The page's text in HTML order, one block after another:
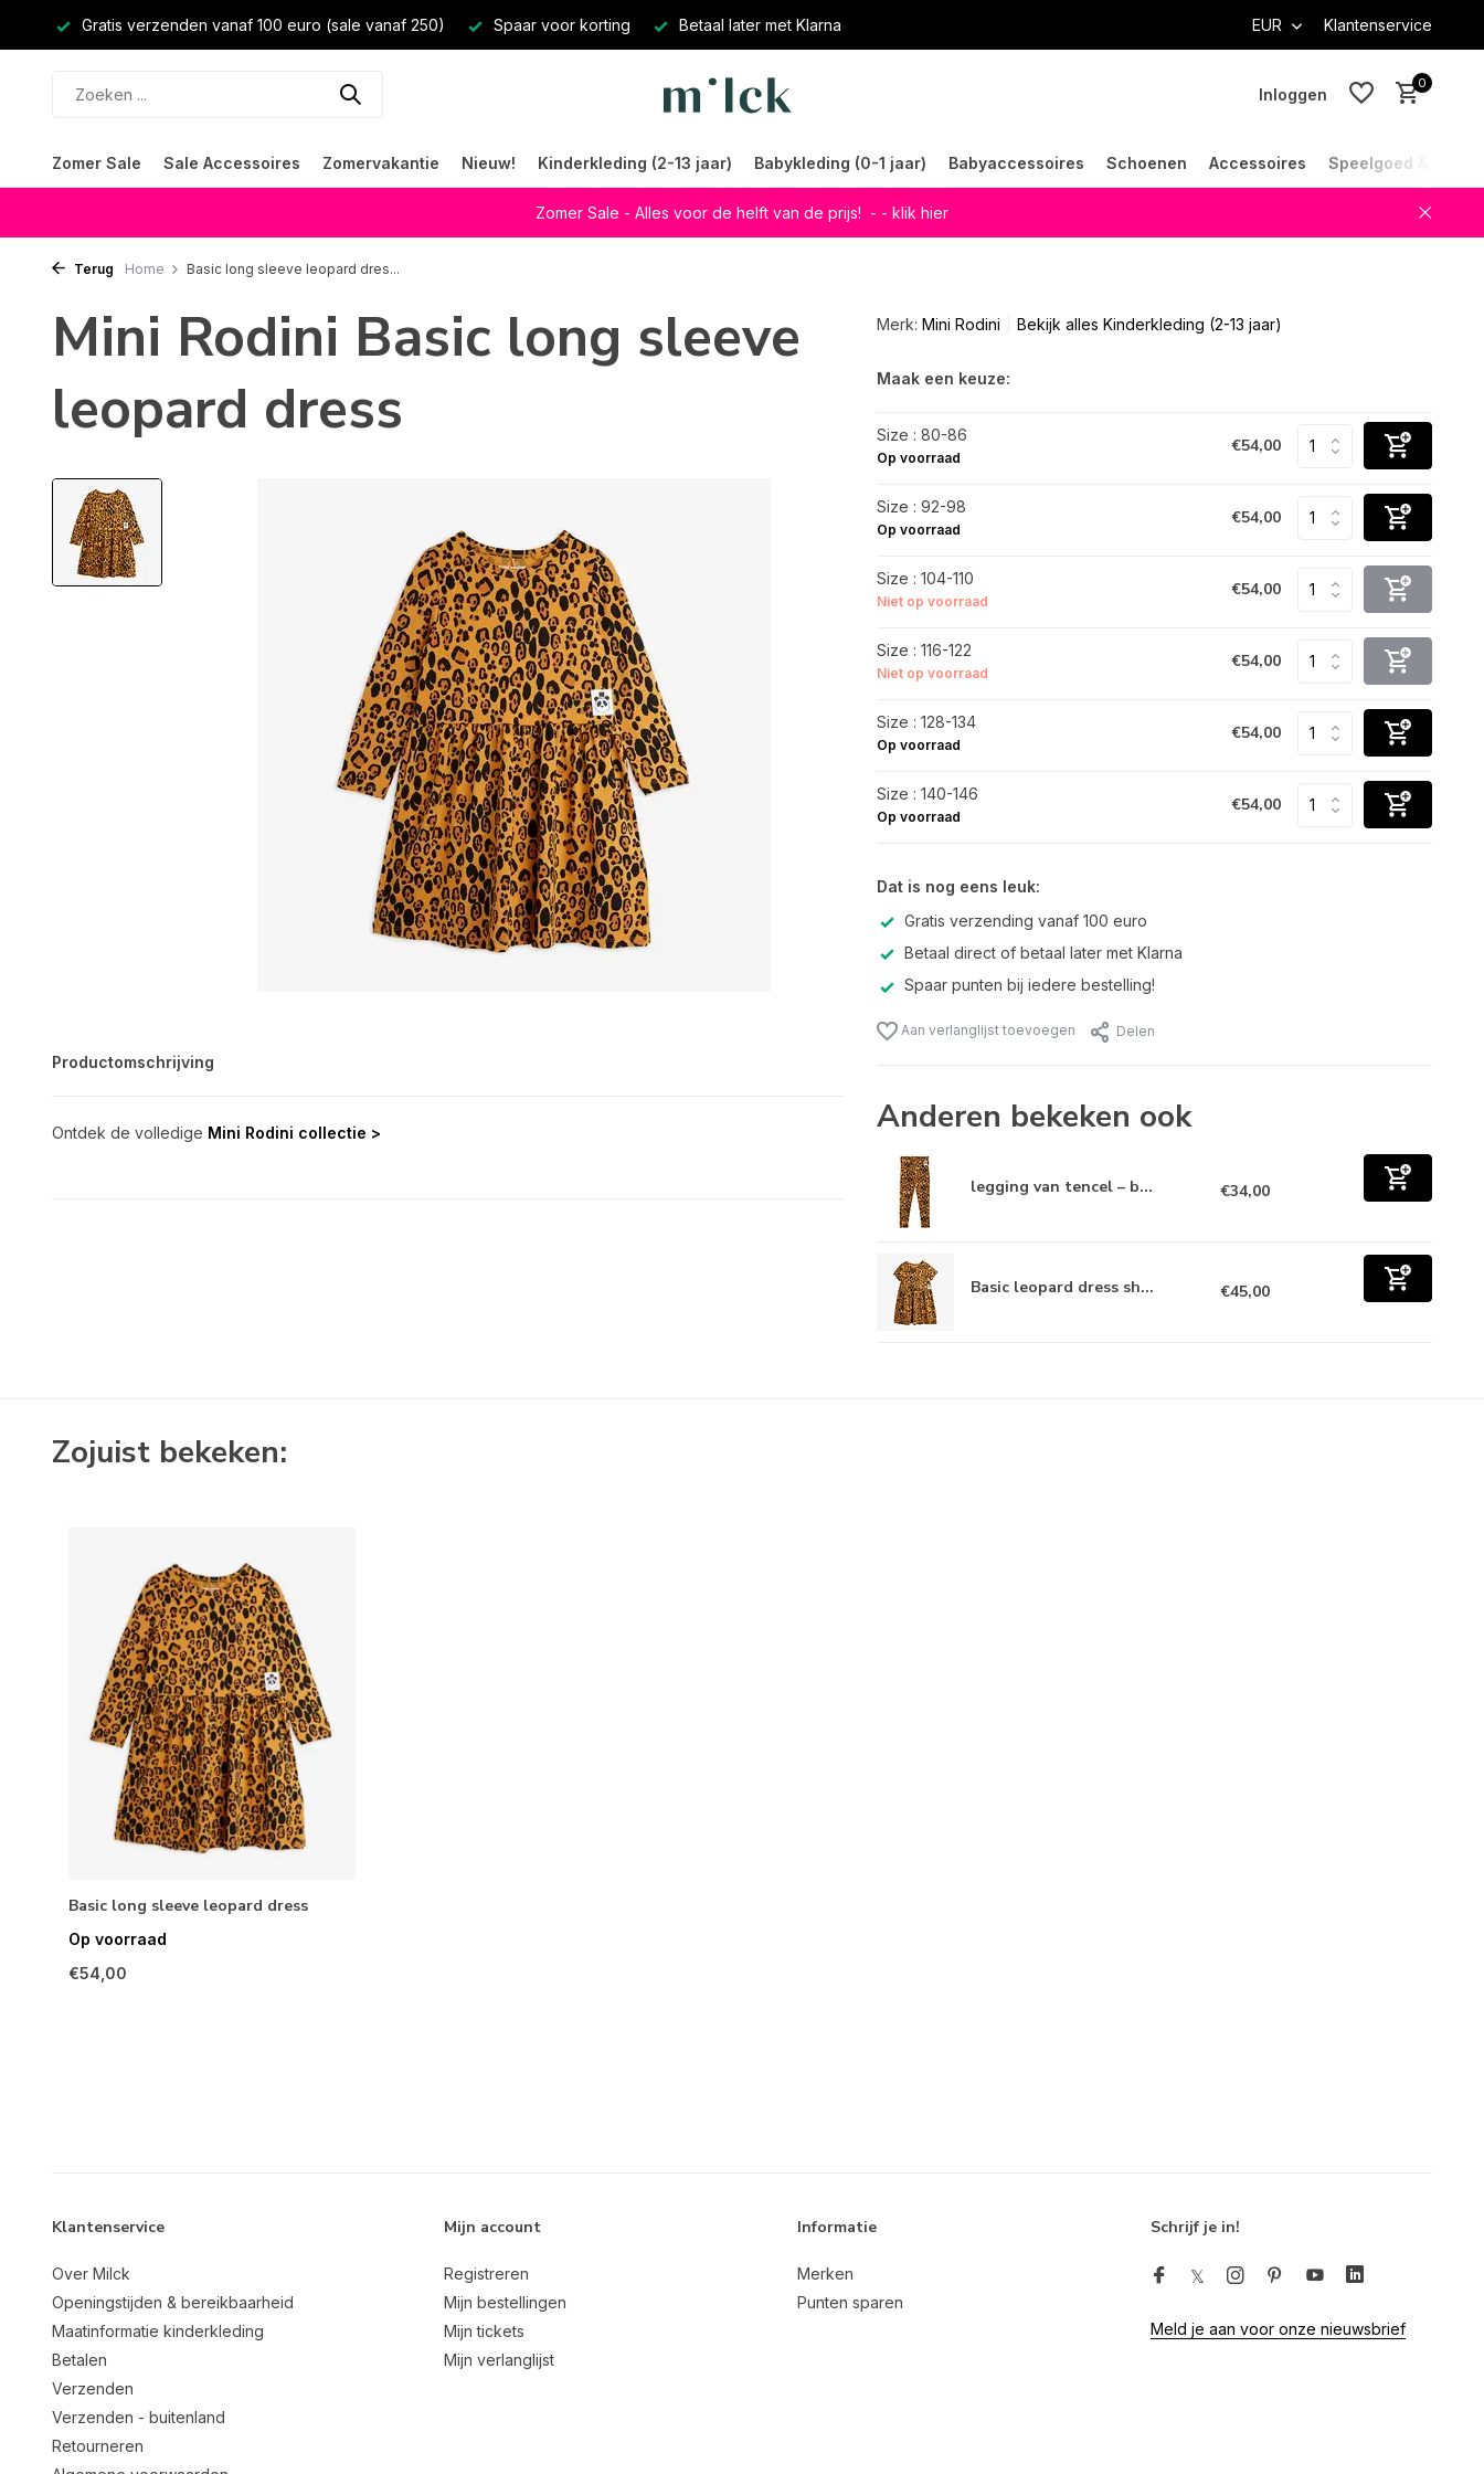
Gratis verzenden vanaf 100 euro (sale vanaf 250) Spaar voor korting Betaal later met Klarna EUR Klantenservice
Inloggen
0
Zomer Sale Sale Accessoires Zomervakantie Nieuw! Kinderkleding (2-13 jaar) Babykleding (0-1 jaar) Babyaccessoires Schoenen Accessoires Speelgoed &
Zomer Sale - Alles voor de helft van de prijs! - - klik hier
Terug Home Basic long sleeve leopard dres...
Mini Rodini Basic long sleeve
leopard dress
Productomschrijving
Ontdek de volledige Mini Rodini collectie >
Merk: Mini Rodini Bekijk alles Kinderkleding (2-13 jaar)
Maak een keuze:
Size : 80-86
Op voorraad
€54,00
Size : 92-98
Op voorraad
€54,00
Size : 104-110
Niet op voorraad
€54,00
Size : 116-122
Niet op voorraad
€54,00
Size : 128-134
Op voorraad
€54,00
Size : 140-146
Op voorraad
€54,00
Dat is nog eens leuk:
Gratis verzending vanaf 100 euro
Betaal direct of betaal later met Klarna
Spaar punten bij iedere bestelling!
Aan verlanglijst toevoegen Delen
Anderen bekeken ook
legging van tencel – b... €34,00
Basic leopard dress sh... €45,00
Zojuist bekeken:
Basic long sleeve leopard dress
Op voorraad
€54,00
Klantenservice
Over Milck
Openingstijden & bereikbaarheid
Maatinformatie kinderkleding
Betalen
Verzenden
Verzenden - buitenland
Retourneren
Mijn account
Registreren
Mijn bestellingen
Mijn tickets
Mijn verlanglijst
Informatie
Merken
Punten sparen
Schrijf je in!
Meld je aan voor onze nieuwsbrief